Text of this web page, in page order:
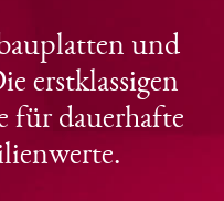
und
erstklassigen
für dauerhafte